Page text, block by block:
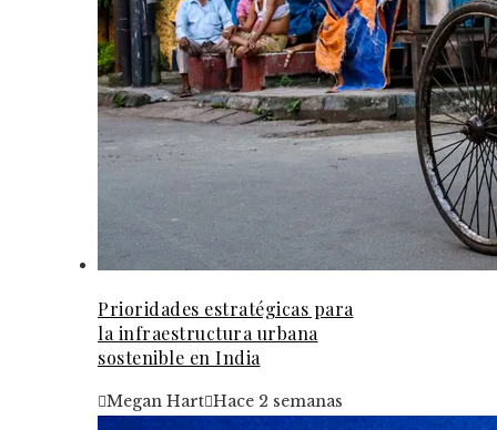
Prioridades estratégicas para
la infraestructura urbana
sostenible en India
Megan Hart Hace 2 semanas